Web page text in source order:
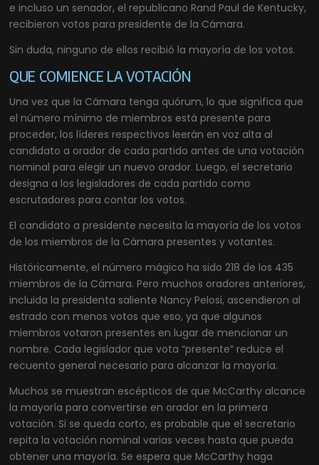
e incluso un senador, el republicano Rand Paul de Kentucky,
recibieron votos para presidente de la Cámara.
Sin duda, ninguno de ellos recibió la mayoría de los votos.
QUE COMIENCE LA VOTACIÓN
Una vez que la Cámara tenga quórum, lo que significa que
el número mínimo de miembros está presente para
proceder, los líderes respectivos leerán en voz alta al
candidato a orador de cada partido antes de una votación
nominal para elegir un nuevo orador. Luego, el secretario
designa a los legisladores de cada partido como
escrutadores para contar los votos.
El candidato a presidente necesita la mayoría de los votos
de los miembros de la Cámara presentes y votantes.
Históricamente, el número mágico ha sido 218 de los 435
miembros de la Cámara. Pero muchos oradores anteriores,
incluida la presidenta saliente Nancy Pelosi, ascendieron al
estrado con menos votos que eso, ya que algunos
miembros votaron presentes en lugar de mencionar un
nombre. Cada legislador que vota “presente” reduce el
recuento general necesario para alcanzar la mayoría.
Muchos se muestran escépticos de que McCarthy alcance
la mayoría para convertirse en orador en la primera
votación. Si se queda corto, es probable que el secretario
repita la votación nominal varias veces hasta que pueda
obtener una mayoría. Se espera que McCarthy haga